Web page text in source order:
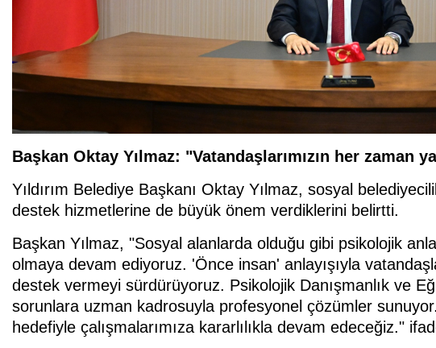
Başkan Oktay Yılmaz: "Vatandaşlarımızın her zaman
Yıldırım Belediye Başkanı Oktay Yılmaz, sosyal
destek hizmetlerine de büyük önem verdiklerini belirtti.
Başkan Yılmaz, "Sosyal alanlarda olduğu gibi psikolojik
olmaya devam ediyoruz. 'Önce insan' anlayışıyla
destek vermeyi sürdürüyoruz. Psikolojik Danışmanlık ve
sorunlara uzman kadrosuyla profesyonel çözümler
hedefiyle çalışmalarımıza kararlılıkla devam edeceğiz."